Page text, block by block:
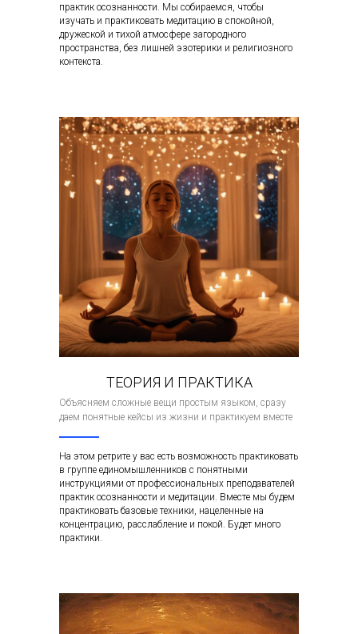
практик осознанности. Мы собираемся, чтобы
изучать и практиковать медитацию в спокойной,
дружеской и тихой атмосфере загородного
пространства, без лишней эзотерики и религиозного
контекста.
ТЕОРИЯ И ПРАКТИКА
Объясняем сложные вещи простым языком, сразу
даем понятные кейсы из жизни и практикуем вместе
На этом ретрите у вас есть возможность практиковать
в группе единомышленников с понятными
инструкциями от профессиональных преподавателей
практик осознанности и медитации. Вместе мы будем
практиковать базовые техники, нацеленные на
концентрацию, расслабление и покой. Будет много
практики.